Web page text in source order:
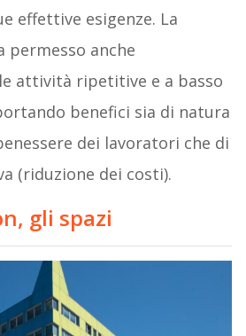
effettive esigenze. La
permesso anche
attività ripetitive e a basso
benefici sia di natura
dei lavoratori che di
(riduzione dei costi).
gli spazi